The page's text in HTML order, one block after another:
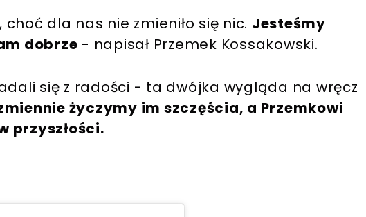
choć dla nas nie zmieniło się nic. Jesteśmy
dobrze - napisał Przemek Kossakowski.
się z radości - ta dwójka wygląda na wręcz
życzymy im szczęścia, a Przemkowi
przyszłości.